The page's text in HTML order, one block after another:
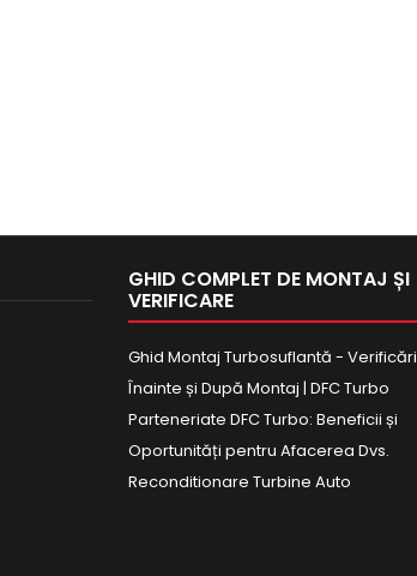
GHID COMPLET DE MONTAJ ȘI
VERIFICARE
Ghid Montaj Turbosuflantă - Verificări
Înainte și După Montaj | DFC Turbo
Parteneriate DFC Turbo: Beneficii și
Oportunități pentru Afacerea Dvs.
Reconditionare Turbine Auto